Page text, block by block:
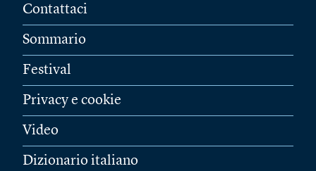
Contattaci
Sommario
Festival
Privacy e cookie
Video
Dizionario italiano